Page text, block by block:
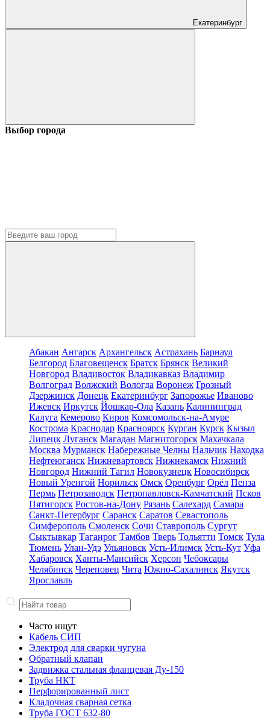
Екатеринбург
Выбор города
Абакан Ангарск Архангельск Астрахань Барнаул
Белгород Благовещенск Братск Брянск Великий
Новгород Владивосток Владикавказ Владимир
Волгоград Волжский Вологда Воронеж Грозный
Дзержинск Донецк Екатеринбург Запорожье Иваново
Ижевск Иркутск Йошкар-Ола Казань Калининград
Калуга Кемерово Киров Комсомольск-на-Амуре
Кострома Краснодар Красноярск Курган Курск Кызыл
Липецк Луганск Магадан Магнитогорск Махачкала
Москва Мурманск Набережные Челны Нальчик Находка
Нефтеюганск Нижневартовск Нижнекамск Нижний
Новгород Нижний Тагил Новокузнецк Новосибирск
Новый Уренгой Норильск Омск Оренбург Орёл Пенза
Пермь Петрозаводск Петропавловск-Камчатский Псков
Пятигорск Ростов-на-Дону Рязань Салехард Самара
Санкт-Петербург Саранск Саратов Севастополь
Симферополь Смоленск Сочи Ставрополь Сургут
Сыктывкар Таганрог Тамбов Тверь Тольятти Томск Тула
Тюмень Улан-Удэ Ульяновск Усть-Илимск Усть-Кут Уфа
Хабаровск Ханты-Мансийск Херсон Чебоксары
Челябинск Череповец Чита Южно-Сахалинск Якутск
Ярославль
Часто ищут
Кабель СИП
Электрод для сварки чугуна
Обратный клапан
Задвижка стальная фланцевая Ду-150
Труба НКТ
Перфорированный лист
Кладочная сварная сетка
Труба ГОСТ 632-80